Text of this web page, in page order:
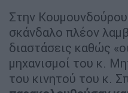
Στην
σκάνδαλο πλέον
διαστάσεις καθώς
μηχανισμοί του κ.
του κινητού του κ.